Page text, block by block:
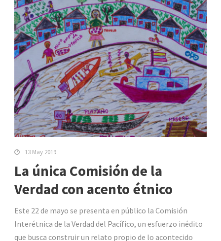
13 May 2019
La única Comisión de la
Verdad con acento étnico
Este 22 de mayo se presenta en público la Comisión
Interétnica de la Verdad del Pacífico, un esfuerzo inédito
que busca construir un relato propio de lo acontecido